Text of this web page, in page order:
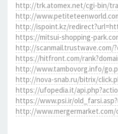
http://trk.atomex.net/cgi-bin/
http://
http://ispoint.kz/
https://mitsui-shopping-
http://scanmail.trustwave.com/
https://hitfront.com/
http://www.tambovorg.info/
http://nova-snab.ru/bitrix/
https://ufopedia.it/
https://www.psi.ir/
http://www.mergermarket.com/